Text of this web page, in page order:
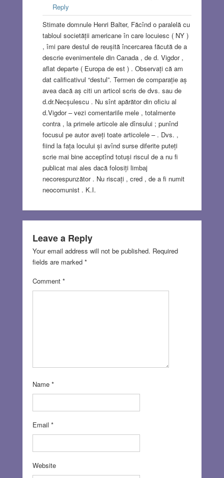
Reply
Stimate domnule Henri Balter, Făcînd o paralelă cu
tabloul societății americane în care locuiesc ( NY )
, îmi pare destul de reușită încercarea făcută de a
descrie evenimentele din Canada , de d. Vigdor ,
aflat departe ( Europa de est ) . Observați că am
dat calificativul “destul”. Termen de comparație aș
avea dacă aș citi un articol scris de dvs. sau de
d.dr.Necșulescu . Nu sînt apărător din oficiu al
d.Vigdor – vezi comentariile mele , totalmente
contra , la primele articole ale dînsului ; punînd
focusul pe autor aveți toate articolele – . Dvs. ,
fiind la fața locului și avînd surse diferite puteți
scrie mai bine acceptînd totuși riscul de a nu fi
publicat mai ales dacă folosiți limbaj
necorespunzător . Nu riscați , cred , de a fi numit
neocomunist . K.I.
Leave a Reply
Your email address will not be published. Required
fields are marked *
Comment *
Name *
Email *
Website